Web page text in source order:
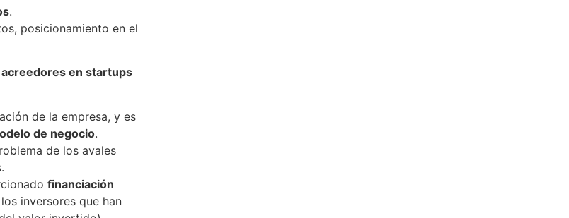
.
posicionamiento en el
en startups
de la empresa, y es
de negocio.
de los avales
financiación
inversores que han